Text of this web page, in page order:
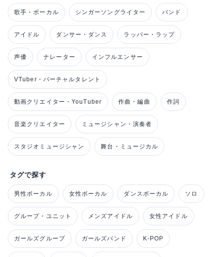
歌手・ボーカル シンガーソングライター バンド
アイドル ダンサー・ダンス ラッパー・ラップ
声優 ナレーター インフルエンサー
VTuber・バーチャルタレント
動画クリエイター・YouTuber 作曲・編曲 作詞
音楽クリエイター ミュージシャン・演奏者
スタジオミュージシャン 舞台・ミュージカル
タグで探す
男性ボーカル 女性ボーカル ダンスボーカル ソロ
グループ・ユニット メンズアイドル 女性アイドル
ガールズグループ ガールズバンド K-POP